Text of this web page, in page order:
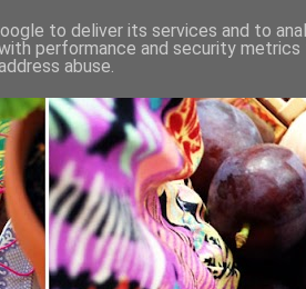
to deliver its services and to
performance and security
abuse.